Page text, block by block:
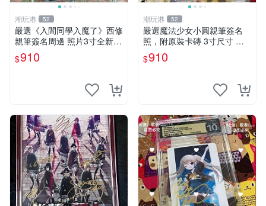
潮玩港 52
嚴選《入間同學入魔了》西修
親筆簽名周邊 照片3寸全新含
卡磚 收藏推薦 鏡像照片 周邊
收藏
$910
潮玩港 52
嚴選魔法少女小圓親筆簽名
照，附原裝卡磚 3寸尺寸 親
簽紀念品 小圓周邊 畫集 監督
親筆
$910